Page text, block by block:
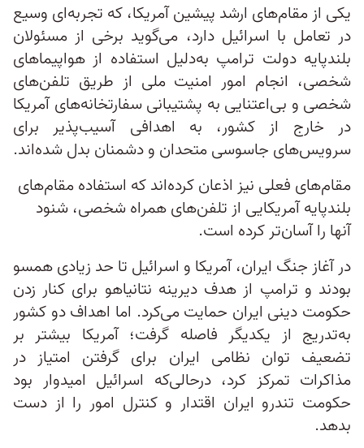
یکی از مقام‌های ارشد پیشین آمریکا، که تجربه‌ای وسیع
در تعامل با اسرائیل دارد، می‌گوید برخی از مسئولان
بلندپایه دولت ترامپ به‌دلیل استفاده از هواپیماهای
شخصی، انجام امور امنیت ملی از طریق تلفن‌های
شخصی و بی‌اعتنایی به پشتیبانی سفارتخانه‌های آمریکا
در خارج از کشور، به اهدافی آسیب‌پذیر برای
سرویس‌های جاسوسی متحدان و دشمنان بدل شده‌اند.
مقام‌های فعلی نیز اذعان کرده‌اند که استفاده مقام‌های
بلندپایه آمریکایی از تلفن‌های همراه شخصی، شنود
آنها را آسان‌تر کرده است.
در آغاز جنگ ایران، آمریکا و اسرائیل تا حد زیادی همسو
بودند و ترامپ از هدف دیرینه نتانیاهو برای کنار زدن
حکومت دینی ایران حمایت می‌کرد. اما اهداف دو کشور
به‌تدریج از یکدیگر فاصله گرفت؛ آمریکا بیشتر بر
تضعیف توان نظامی ایران برای گرفتن امتیاز در
مذاکرات تمرکز کرد، درحالی‌که اسرائیل امیدوار بود
حکومت تندرو ایران اقتدار و کنترل امور را از دست
بدهد.